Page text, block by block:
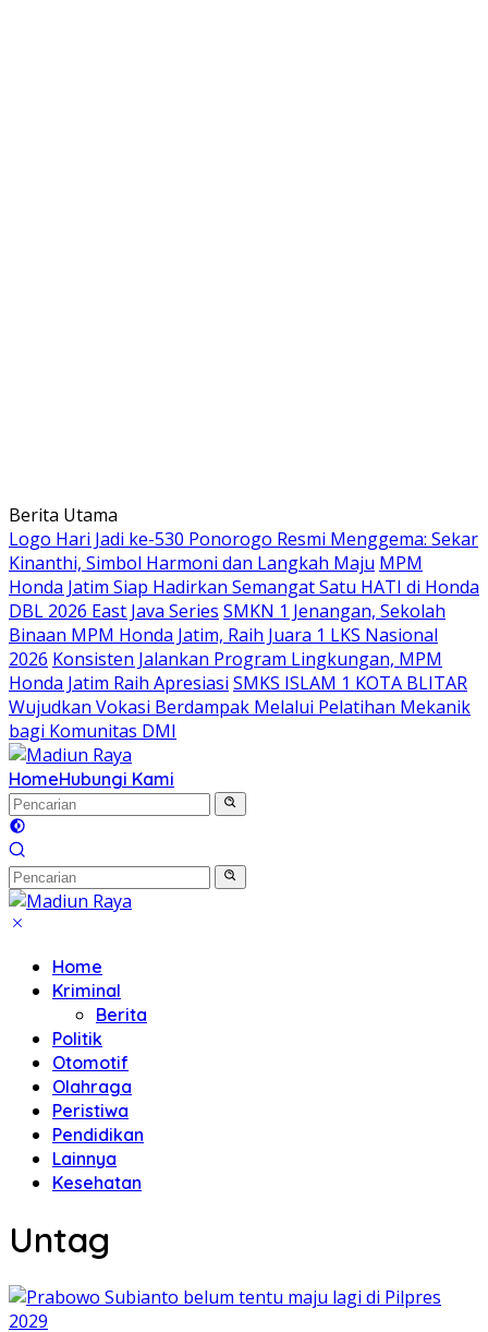
Langsung
ke
konten
Berita Utama
Logo Hari Jadi ke-530 Ponorogo Resmi Menggema: Sekar
Kinanthi, Simbol Harmoni dan Langkah Maju MPM
Honda Jatim Siap Hadirkan Semangat Satu HATI di Honda
DBL 2026 East Java Series SMKN 1 Jenangan, Sekolah
Binaan MPM Honda Jatim, Raih Juara 1 LKS Nasional
2026 Konsisten Jalankan Program Lingkungan, MPM
Honda Jatim Raih Apresiasi SMKS ISLAM 1 KOTA BLITAR
Wujudkan Vokasi Berdampak Melalui Pelatihan Mekanik
bagi Komunitas DMI
HomeHubungi Kami
Home
Kriminal
Berita
Politik
Otomotif
Olahraga
Peristiwa
Pendidikan
Lainnya
Kesehatan
Untag